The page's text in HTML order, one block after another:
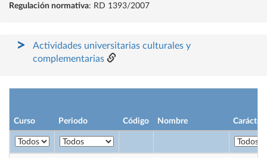
Regulación normativa: RD 1393/2007
Actividades universitarias culturales y
complementarias
Curso Periodo Código Nombre Carácter